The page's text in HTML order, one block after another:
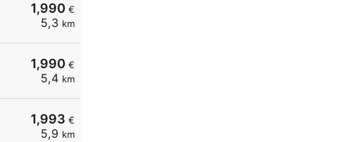
1,990 €
5,3 km
1,990 €
5,4 km
1,993 €
5,9 km